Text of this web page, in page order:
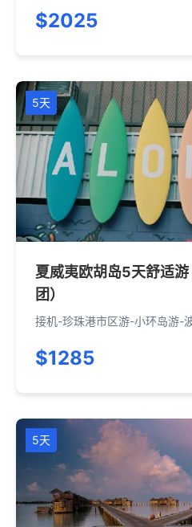
$2025
5天
夏威夷欧胡岛5天舒适游
团）
接机-珍珠港市区游-小环岛游-
$1285
5天